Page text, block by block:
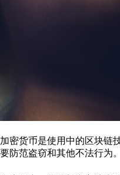
加密货币是使用中的区块链
要防范盗窃和其他不法行为。